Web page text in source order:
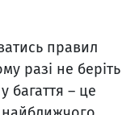
правил
разі не беріть
багаття – це